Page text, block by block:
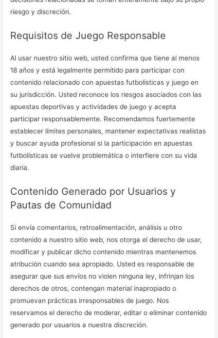
riesgo y discreción.
Requisitos de Juego Responsable
Al usar nuestro sitio web, usted confirma que tiene al menos
18 años y está legalmente permitido para participar con
contenido relacionado con apuestas futbolísticas y juego en
su jurisdicción. Usted reconoce los riesgos asociados con las
apuestas deportivas y actividades de juego y acepta
participar responsablemente. Recomendamos fuertemente
establecer límites personales, mantener expectativas realistas
y buscar ayuda profesional si la participación en apuestas
futbolísticas se vuelve problemática o interfiere con su vida
diaria.
Contenido Generado por Usuarios y
Pautas de Comunidad
Si envía comentarios, retroalimentación, análisis u otro
contenido a nuestro sitio web, nos otorga el derecho de usar,
modificar y publicar dicho contenido mientras mantenemos
atribución cuando sea apropiado. Usted es responsable de
asegurar que sus envíos no violen ninguna ley, infrinjan los
derechos de otros, contengan material inapropiado o
promuevan prácticas irresponsables de juego. Nos
reservamos el derecho de moderar, editar o eliminar contenido
generado por usuarios a nuestra discreción.